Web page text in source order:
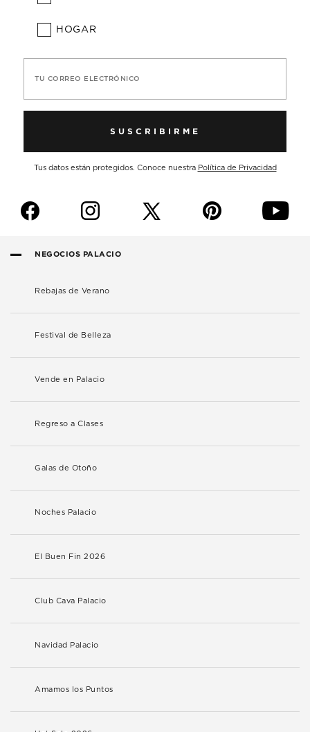
HOGAR
TU CORREO ELECTRÓNICO
SUSCRIBIRME
Tus datos están protegidos. Conoce nuestra Política de Privacidad
f i p y
NEGOCIOS PALACIO
Rebajas de Verano
Festival de Belleza
Vende en Palacio
Regreso a Clases
Galas de Otoño
Noches Palacio
El Buen Fin 2026
Club Cava Palacio
Navidad Palacio
Amamos los Puntos